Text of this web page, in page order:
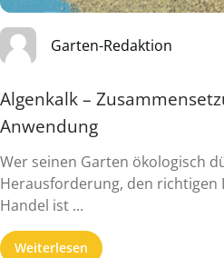
Garten-Redaktion
Algenkalk –
Anwendung
Wer seinen Garten ökologisch
Herausforderung, den richtigen
Handel ist ...
Weiterlesen